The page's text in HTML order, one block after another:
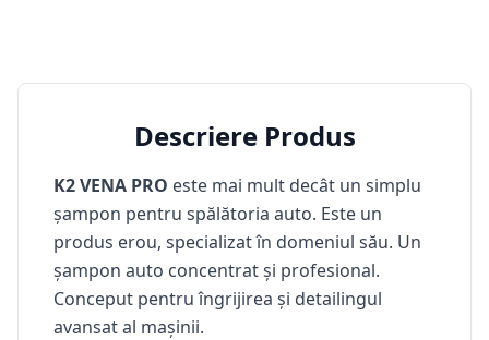
Descriere Produs
K2 VENA PRO este mai mult decât un simplu
șampon pentru spălătoria auto. Este un
produs erou, specializat în domeniul său. Un
șampon auto concentrat și profesional.
Conceput pentru îngrijirea și detailingul
avansat al mașinii.